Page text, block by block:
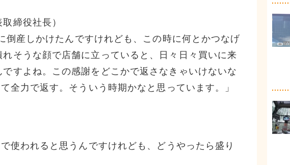
締役社長）
倒産しかけたんですけれども、この時に何とかつなげ
そうな顔で店舗に立っていると、日々日々買いに来
すよね。この感謝をどこかで返さなきゃいけないな
全力で返す。そういう時期かなと思っています。」
使われると思うんですけれども、どうやったら盛り